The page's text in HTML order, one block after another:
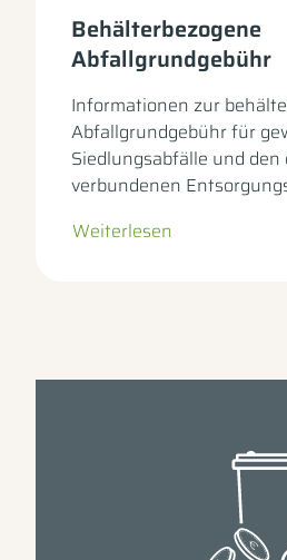
Behälterbezogene
Abfallgrundgebühr
Informationen zur
Abfallgrundgebühr für
Siedlungsabfälle und den
verbundenen
– zur Unterseite
Weiterlesen